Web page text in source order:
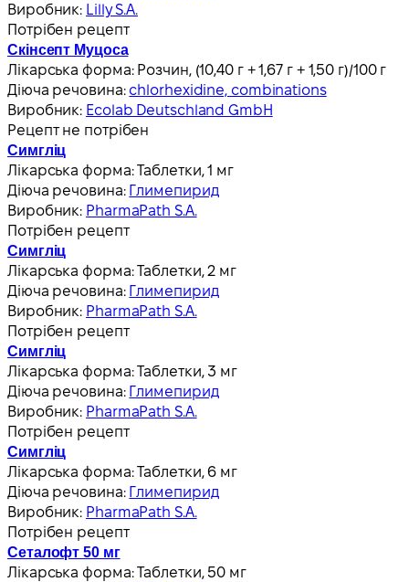
Виробник: Lilly S.A.
Потрібен рецепт
Скінсепт Муцоса
Лікарська форма: Розчин, (10,40 г + 1,67 г + 1,50 г)/100 г
Діюча речовина: chlorhexidine, combinations
Виробник: Ecolab Deutschland GmbH
Рецепт не потрібен
Симгліц
Лікарська форма:Таблетки, 1 мг
Діюча речовина: Глимепирид
Виробник: PharmaPath S.A.
Потрібен рецепт
Симгліц
Лікарська форма:Таблетки, 2 мг
Діюча речовина: Глимепирид
Виробник: PharmaPath S.A.
Потрібен рецепт
Симгліц
Лікарська форма:Таблетки, 3 мг
Діюча речовина: Глимепирид
Виробник: PharmaPath S.A.
Потрібен рецепт
Симгліц
Лікарська форма:Таблетки, 6 мг
Діюча речовина: Глимепирид
Виробник: PharmaPath S.A.
Потрібен рецепт
Сеталофт 50 мг
Лікарська форма:Таблетки, 50 мг